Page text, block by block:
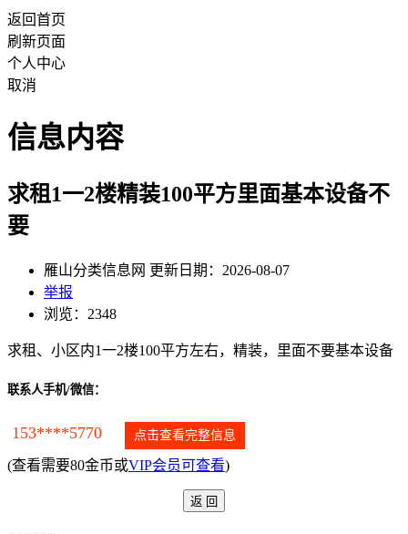
返回首页
刷新页面
个人中心
取消
信息内容
求租1一2楼精装100平方里面基本设备不
要
雁山分类信息网 更新日期：2026-08-07
举报
浏览：2348
求租、小区内1一2楼100平方左右，精装，里面不要基本设备
联系人手机/微信：
153****5770 点击查看完整信息
(查看需要80金币或VIP会员可查看)